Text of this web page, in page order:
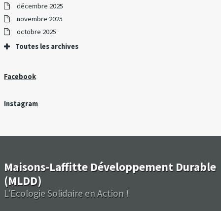
décembre 2025
novembre 2025
octobre 2025
Toutes les archives
Facebook
Instagram
Maisons-Laffitte Développement Durable
(MLDD)
L'Ecologie Solidaire en Action !